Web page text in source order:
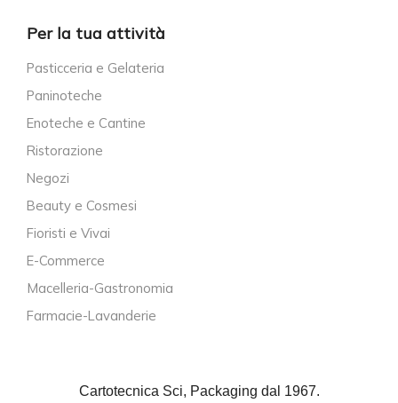
Per la tua attività
Pasticceria e Gelateria
Paninoteche
Enoteche e Cantine
Ristorazione
Negozi
Beauty e Cosmesi
Fioristi e Vivai
E-Commerce
Macelleria-Gastronomia
Farmacie-Lavanderie
Cartotecnica Sci, Packaging dal 1967.